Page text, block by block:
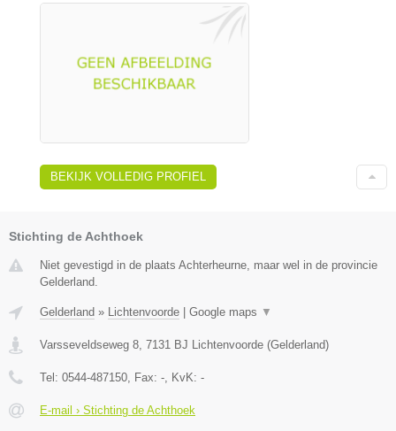
BEKIJK VOLLEDIG PROFIEL
Stichting de Achthoek
Niet gevestigd in de plaats Achterheurne, maar wel in de provincie
Gelderland.
Gelderland » Lichtenvoorde Google maps ▼
Varsseveldseweg 8 7131 BJ Lichtenvoorde (Gelderland)
Tel: 0544-487150 , Fax: - , KvK: -
E-mail › Stichting de Achthoek